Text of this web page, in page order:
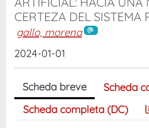
CERTEZA DEL SISTEMA
gallo, morena
2024-01-01
Scheda breve
Scheda
Scheda completa (DC)